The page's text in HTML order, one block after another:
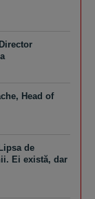
Head of
de
Ei există, dar